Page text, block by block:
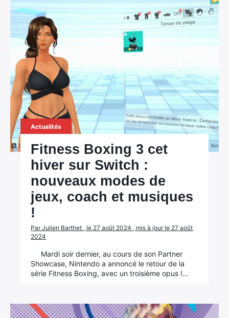
Actualités
Fitness Boxing 3 cet
hiver sur Switch :
nouveaux modes de
jeux, coach et musiques
!
Par Julien Barthet , le 27 août 2024 , mis à jour le 27 août
2024
Mardi soir dernier, au cours de son Partner
Showcase, Nintendo a annoncé le retour de la
série Fitness Boxing, avec un troisième opus !…